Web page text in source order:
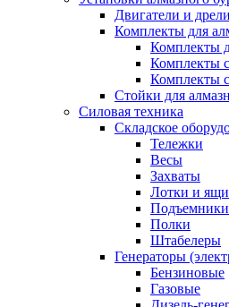
Двигатели и
Комплекты для
Комплекты
Комплекты
Комплекты
Стойки для
Силовая техника
Складское
Тележки
Весы
Захваты
Лотки и
Подъемники
Полки
Штабелеры
Генераторы
Бензиновые
Газовые